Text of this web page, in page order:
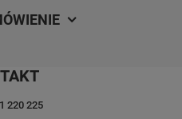
220 225